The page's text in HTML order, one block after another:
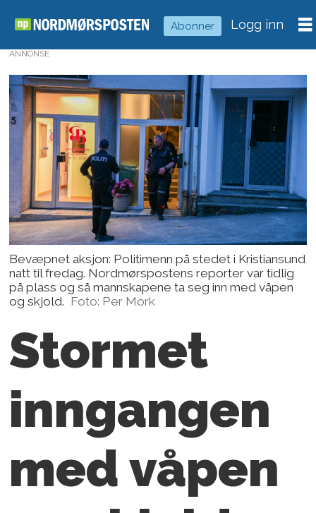
Abonner Logg inn
ANNONSE
Bevæpnet aksjon: Politimenn på stedet i Kristiansund
natt til fredag. Nordmørspostens reporter var tidlig
på plass og så mannskapene ta seg inn med våpen
og skjold. Foto: Per Mork
Stormet
inngangen
med våpen